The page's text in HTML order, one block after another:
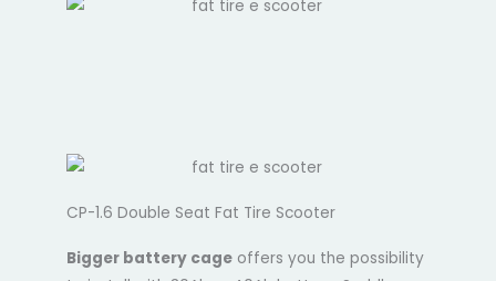
CP-1.6 Double Seat Fat Tire Scooter
Bigger battery cage offers you the possibility